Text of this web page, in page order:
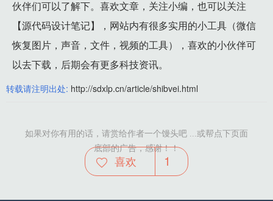
伙伴们可以了解下。喜欢文章，关注小编，也可以关注
【源代码设计笔记】，网站内有很多实用的小工具（微信
恢复图片，声音，文件，视频的工具），喜欢的小伙伴可
以去下载，后期会有更多科技资讯。
转载请注明出处: http://sdxlp.cn/article/shibvei.html
如果对你有用的话，请赏给作者一个馒头吧 ...或帮点下页面
底部的广告，感谢！！
喜欢 1